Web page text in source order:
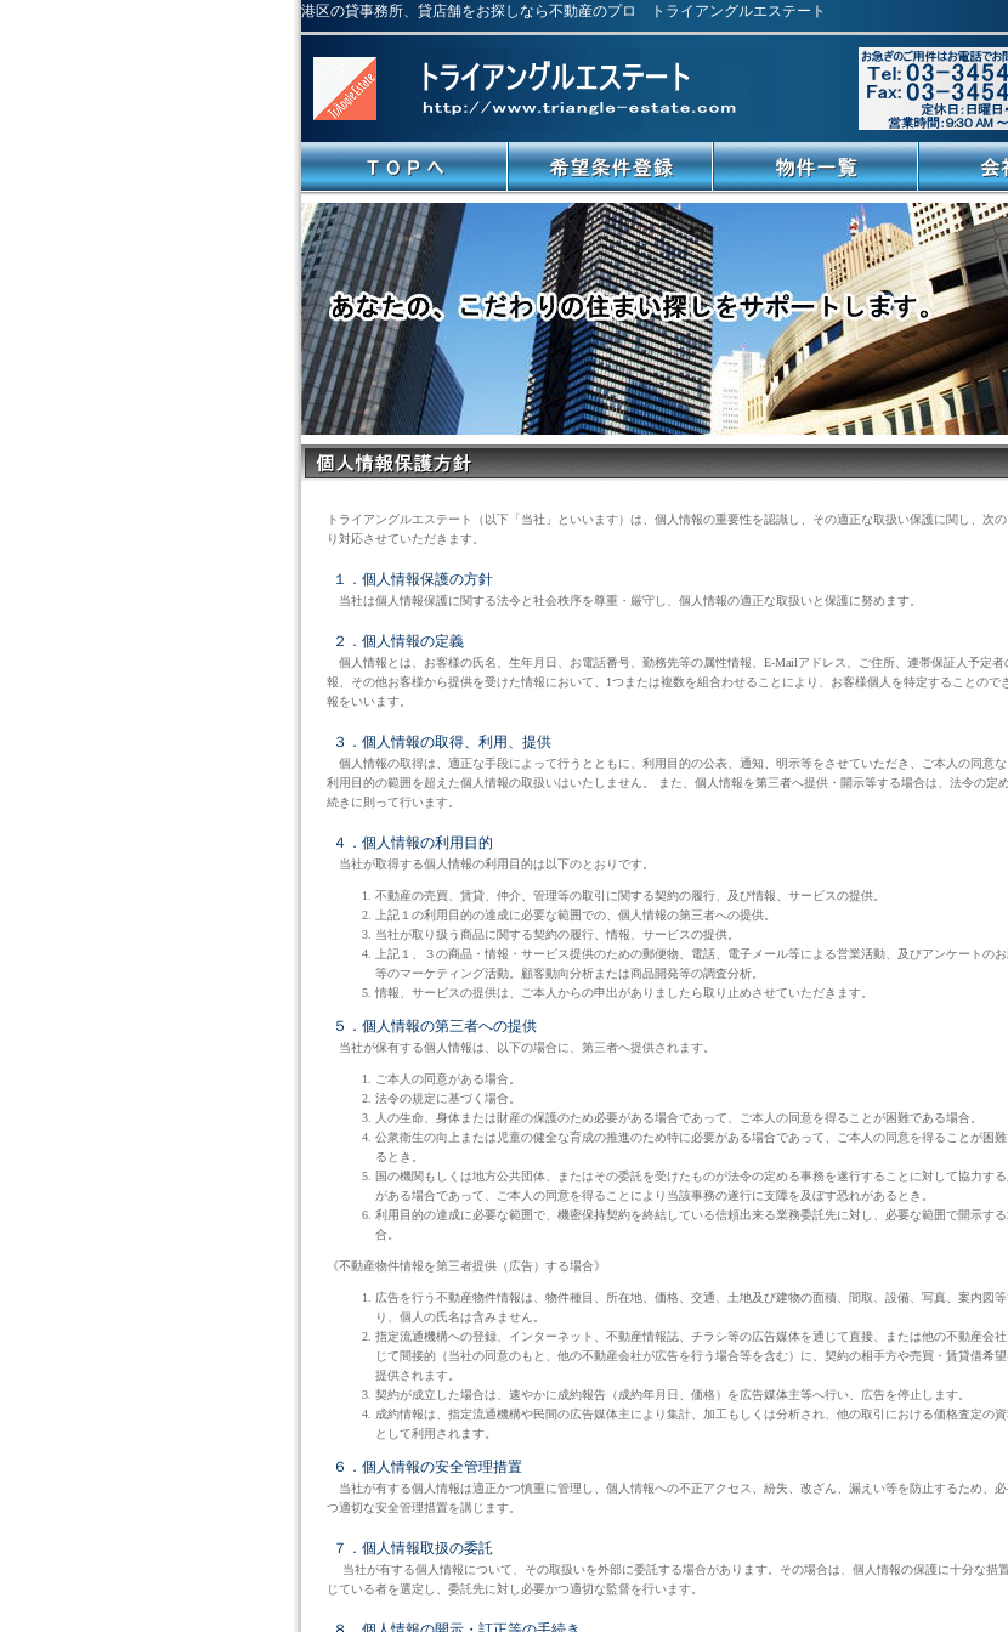
港区の貸事務所、貸店舗をお探しなら不動産のプロ トライアングルエステート
トライアングルエステート（以下「当社」といいます）は、個人情報の重要性を認識し、その適正な取扱い保護に関し、次の
り対応させていただきます。
１．個人情報保護の方針
当社は個人情報保護に関する法令と社会秩序を尊重・厳守し、個人情報の適正な取扱いと保護に努めます。
２．個人情報の定義
個人情報とは、お客様の氏名、生年月日、お電話番号、勤務先等の属性情報、E-Mailアドレス、ご住所、連帯保証人予定者
報、その他お客様から提供を受けた情報において、1つまたは複数を組合わせることにより、お客様個人を特定することので
報をいいます。
３．個人情報の取得、利用、提供
個人情報の取得は、適正な手段によって行うとともに、利用目的の公表、通知、明示等をさせていただき、ご本人の同意な
利用目的の範囲を超えた個人情報の取扱いはいたしません。 また、個人情報を第三者へ提供・開示等する場合は、法令の定
続きに則って行います。
４．個人情報の利用目的
当社が取得する個人情報の利用目的は以下のとおりです。
不動産の売買、賃貸、仲介、管理等の取引に関する契約の履行、及び情報、サービスの提供。
上記１の利用目的の達成に必要な範囲での、個人情報の第三者への提供。
当社が取り扱う商品に関する契約の履行、情報、サービスの提供。
上記１、３の商品・情報・サービス提供のための郵便物、電話、電子メール等による営業活動、及びアンケートの
等のマーケティング活動。顧客動向分析または商品開発等の調査分析。
情報、サービスの提供は、ご本人からの申出がありましたら取り止めさせていただきます。
５．個人情報の第三者への提供
当社が保有する個人情報は、以下の場合に、第三者へ提供されます。
ご本人の同意がある場合。
法令の規定に基づく場合。
人の生命、身体または財産の保護のため必要がある場合であって、ご本人の同意を得ることが困難である場合。
公衆衛生の向上または児童の健全な育成の推進のため特に必要がある場合であって、ご本人の同意を得ることが困難
るとき。
国の機関もしくは地方公共団体、またはその委託を受けたものが法令の定める事務を遂行することに対して協力す
がある場合であって、ご本人の同意を得ることにより当該事務の遂行に支障を及ぼす恐れがあるとき。
利用目的の達成に必要な範囲で、機密保持契約を終結している信頼出来る業務委託先に対し、必要な範囲で開示す
合。
《不動産物件情報を第三者提供（広告）する場合》
広告を行う不動産物件情報は、物件種目、所在地、価格、交通、土地及び建物の面積、間取、設備、写真、案内図等
り、個人の氏名は含みません。
指定流通機構への登録、インターネット、不動産情報誌、チラシ等の広告媒体を通じて直接、または他の不動産会社
じて間接的（当社の同意のもと、他の不動産会社が広告を行う場合等を含む）に、契約の相手方や売買・賃貸借希望
提供されます。
契約が成立した場合は、速やかに成約報告（成約年月日、価格）を広告媒体主等へ行い、広告を停止します。
成約情報は、指定流通機構や民間の広告媒体主により集計、加工もしくは分析され、他の取引における価格査定の
として利用されます。
６．個人情報の安全管理措置
当社が有する個人情報は適正かつ慎重に管理し、個人情報への不正アクセス、紛失、改ざん、漏えい等を防止するため、
つ適切な安全管理措置を講じます。
７．個人情報取扱の委託
当社が有する個人情報について、その取扱いを外部に委託する場合があります。その場合は、個人情報の保護に十分な措
じている者を選定し、委託先に対し必要かつ適切な監督を行います。